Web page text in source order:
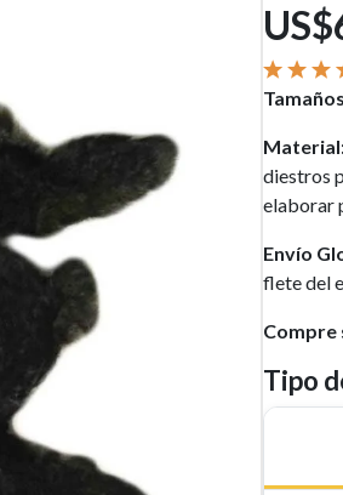
diestros
elaborar
Envío
flete del
Compre
Tipo